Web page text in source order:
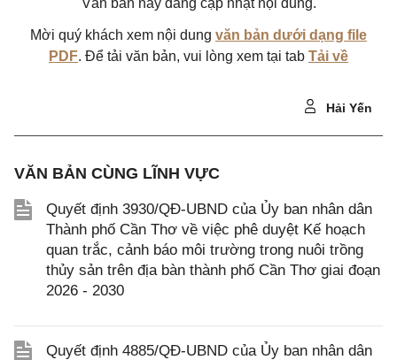
Văn bản này đang cập nhật nội dung.
Mời quý khách xem nội dung văn bản dưới dạng file
PDF. Để tải văn bản, vui lòng xem tại tab Tải về
Hải Yến
VĂN BẢN CÙNG LĨNH VỰC
Quyết định 3930/QĐ-UBND của Ủy ban nhân dân
Thành phố Cần Thơ về việc phê duyệt Kế hoạch
quan trắc, cảnh báo môi trường trong nuôi trồng
thủy sản trên địa bàn thành phố Cần Thơ giai đoạn
2026 - 2030
Quyết định 4885/QĐ-UBND của Ủy ban nhân dân